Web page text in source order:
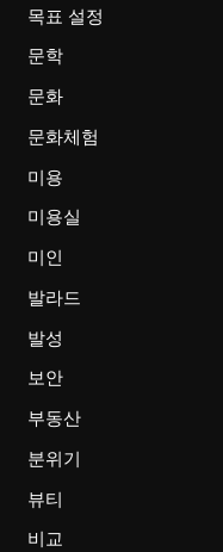
목표 설정
문학
문화
문화체험
미용
미용실
미인
발라드
발성
보안
부동산
분위기
뷰티
비교